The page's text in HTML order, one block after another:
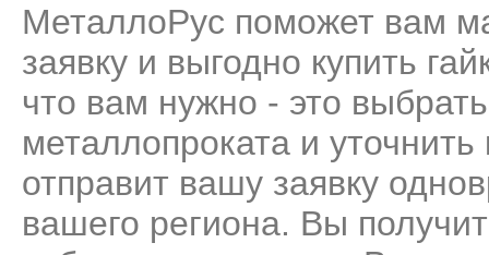
МеталлоРус поможет вам
заявку и выгодно купить
что вам нужно - это
металлопроката и
отправит вашу заявку
вашего региона. Вы